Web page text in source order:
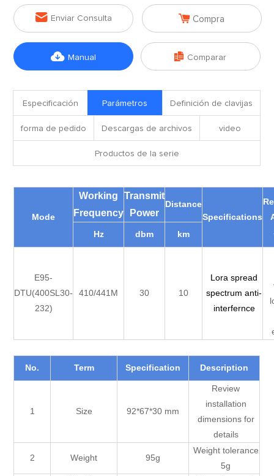
 Enviar Consulta  Compra
 Manual  Comparar
Especificación Parámetros Definición de clavijas
forma de pedido Descargas de archivos video
Productos de la serie
Mode
Working
Frequency
Transmit
Power
Distance
Specifications
Hz dbm km
E95-
DTU(400SL30-
232)
410/441M 30 10
Lora spread
spectrum anti-
interfernce
No. Term Specification Description
1 Size 92*67*30 mm
Review
installation
dimensions for
details
2 Weight 95g
Weight tolerance
5g